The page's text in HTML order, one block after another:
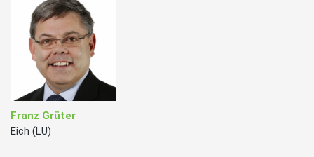
Franz Grüter
Eich (LU)